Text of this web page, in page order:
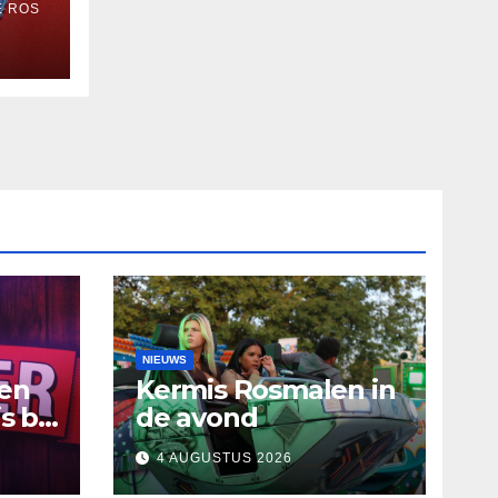
ROS
bij
NIEUWS
Kermis Rosmalen in
de avond
4 AUGUSTUS 2026